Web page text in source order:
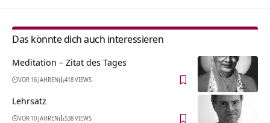
Das könnte dich auch interessieren
Meditation – Zitat des Tages
VOR 16 JAHREN 418 VIEWS
Lehrsatz
VOR 10 JAHREN 538 VIEWS